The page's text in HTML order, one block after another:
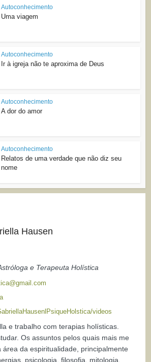
Autoconhecimento
Uma viagem
Autoconhecimento
Ir à igreja não te aproxima de Deus
Autoconhecimento
A dor do amor
Autoconhecimento
Relatos de uma verdade que não diz seu
nome
Hausen
e Terapeuta Holística
videos
e trabalho com terapias holísticas.
Os assuntos pelos quais mais me
área da espiritualidade, principalmente
psicologia, filosofia, mitologia,